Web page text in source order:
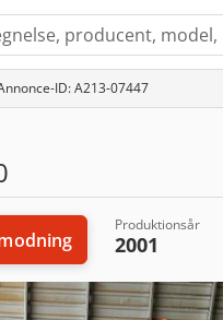
ID: A213-07447
Produktionsår
2001